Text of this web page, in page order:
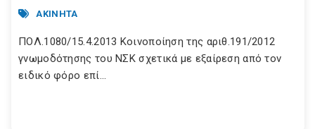
ΑΚΙΝΗΤΑ
ΠΟΛ.1080/15.4.2013 Κοινοποίηση της αριθ.191/2012
γνωμοδότησης του ΝΣΚ σχετικά με εξαίρεση από τον
ειδικό φόρο επί...